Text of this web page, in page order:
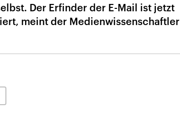
Der Erfinder der E-Mail ist jetzt
meint der Medienwissenschaftler